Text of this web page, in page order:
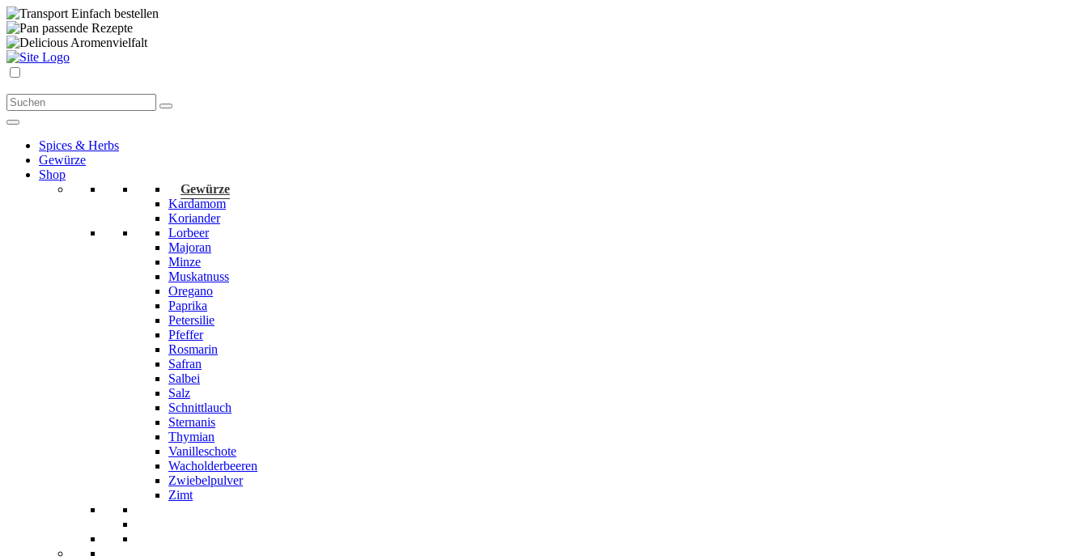
Einfach bestellen
passende Rezepte
Aromenvielfalt
Spices & Herbs
Gewürze
Shop
Gewürze
Kardamom
Koriander
Lorbeer
Majoran
Minze
Muskatnuss
Oregano
Paprika
Petersilie
Pfeffer
Rosmarin
Safran
Salbei
Salz
Schnittlauch
Sternanis
Thymian
Vanilleschote
Wacholderbeeren
Zwiebelpulver
Zimt